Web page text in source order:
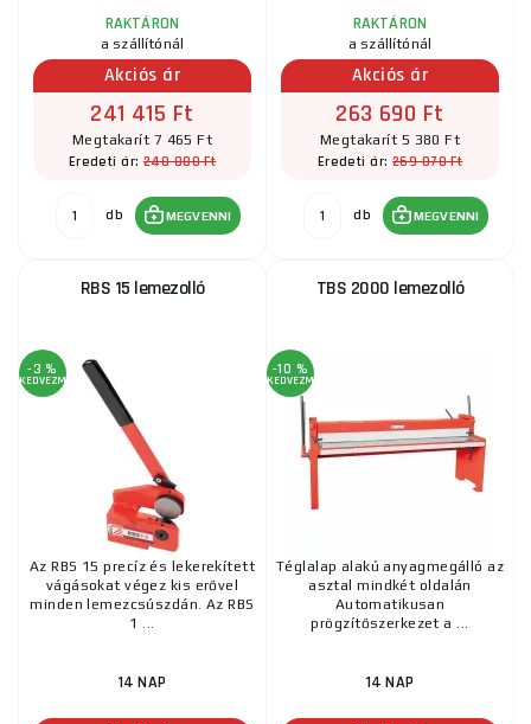
RAKTÁRON
a szállítónál
Akciós ár
241 415 Ft
Megtakarít 7 465 Ft
Eredeti ár: 248 880 Ft
db MEGVENNI
RAKTÁRON
a szállítónál
Akciós ár
263 690 Ft
Megtakarít 5 380 Ft
Eredeti ár: 269 070 Ft
db MEGVENNI
RBS 15 lemezolló
-3 %
KEDVEZMÉNY
Az RBS 15 precíz és lekerekített
vágásokat végez kis erővel
minden lemezcsúszdán. Az RBS
1 ...
14 NAP
TBS 2000 lemezolló
-10 %
KEDVEZMÉNY
Téglalap alakú anyagmegálló az
asztal mindkét oldalán
Automatikusan
prögzítőszerkezet a ...
14 NAP